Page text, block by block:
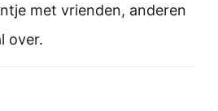
met vrienden, anderen
over.